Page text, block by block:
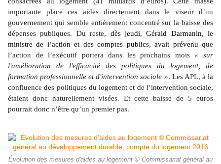
importante place ces aides directement dans le viseur d’un
gouvernement qui semble entièrement concentré sur la baisse des
dépenses publiques. Du reste, dès jeudi, Gérald Darmanin, le
ministre de l’action et des comptes publics, avait prévenu que
l’action de l’exécutif portera dans les prochains mois « sur
l'amélioration de l'efficacité des politiques du logement, de
formation professionnelle et d'intervention sociale ». Les APL, à la
confluence des politiques du logement et de l’intervention sociale,
étaient donc naturellement visées. Et cette baisse de 5 euros
pourrait donc n’être qu’un premier pas.
Évolution des mesures d'aides au logement © Commissariat général au